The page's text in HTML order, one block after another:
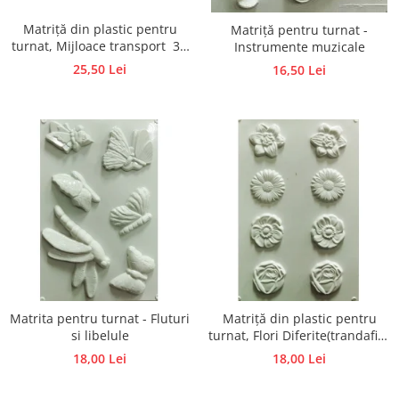
Panglici decor
Snur/sfoara/fir
Platouri
Sticlute
Stampile, sigilii
Baze stampile
Stampile lemn
Stampile silicon
Ustensile, aparate
Matriță din plastic pentru
turnat, Mijloace transport 3D
2– Figurine din ipsos, praf
ceramic, beton, piatră lichidă
25,50 Lei
Matriță pentru turnat -
Instrumente muzicale
16,50 Lei
Matrita pentru turnat - Fluturi
si libelule
18,00 Lei
Matriță din plastic pentru
turnat, Flori Diferite(trandafiri,
lalele, margarete, narcise)
Figurine din ipsos, praf
18,00 Lei